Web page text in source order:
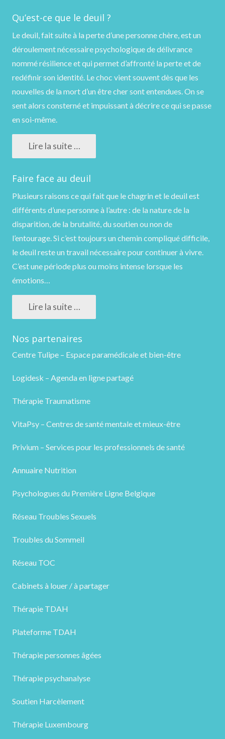
Qu’est-ce que le deuil ?
Le deuil, fait suite à la perte d’une personne chère, est un
déroulement nécessaire psychologique de délivrance
nommé résilience et qui permet d’affronté la perte et de
redéfinir son identité. Le choc vient souvent dès que les
nouvelles de la mort d’un être cher sont entendues. On se
sent alors consterné et impuissant à décrire ce qui se passe
en soi-même.
Lire la suite …
Faire face au deuil
Plusieurs raisons ce qui fait que le chagrin et le deuil est
différents d’une personne à l’autre : de la nature de la
disparition, de la brutalité, du soutien ou non de
l’entourage. Si c’est toujours un chemin compliqué difficile,
le deuil reste un travail nécessaire pour continuer à vivre.
C’est une période plus ou moins intense lorsque les
émotions…
Lire la suite …
Nos partenaires
Centre Tulipe – Espace paramédicale et bien-être
Logidesk – Agenda en ligne partagé
Thérapie Traumatisme
VitaPsy – Centres de santé mentale et mieux-être
Privium – Services pour les professionnels de santé
Annuaire Nutrition
Psychologues du Première Ligne Belgique
Réseau Troubles Sexuels
Troubles du Sommeil
Réseau TOC
Cabinets à louer / à partager
Thérapie TDAH
Plateforme TDAH
Thérapie personnes âgées
Thérapie psychanalyse
Soutien Harcèlement
Thérapie Luxembourg